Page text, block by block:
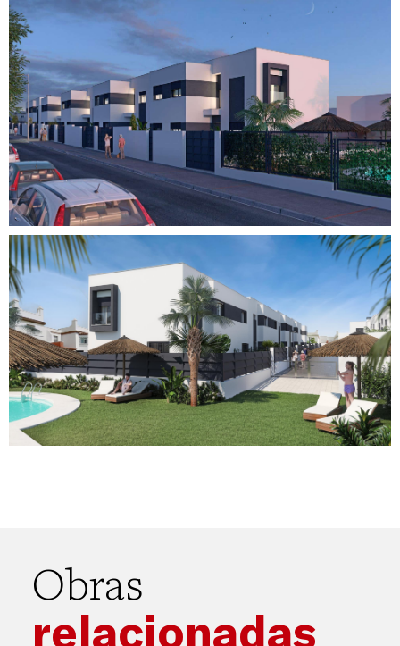
Obras
relacionadas